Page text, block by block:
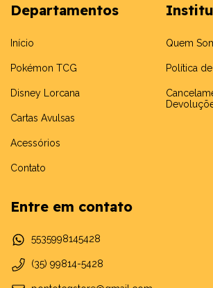
Departamentos
Início
Pokémon TCG
Disney Lorcana
Cartas Avulsas
Acessórios
Contato
Quem
Política
Entre em contato
5535998145428
(35) 99814-5428